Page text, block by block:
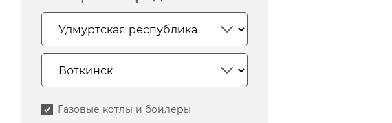
Газовые котлы и бойлеры